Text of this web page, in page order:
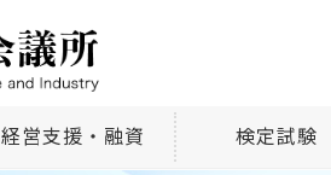
経営支援・融資 検定試験